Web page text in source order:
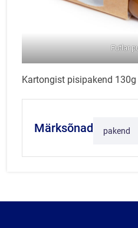
Futlar
Kartongist pisipakend
Märksõnad pakend